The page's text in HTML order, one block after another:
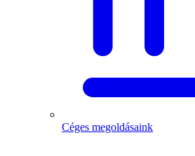
Céges megoldásaink